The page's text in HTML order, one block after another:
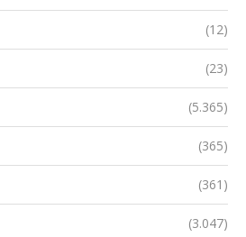
(12)
(23)
(5.365)
(365)
(361)
(3.047)